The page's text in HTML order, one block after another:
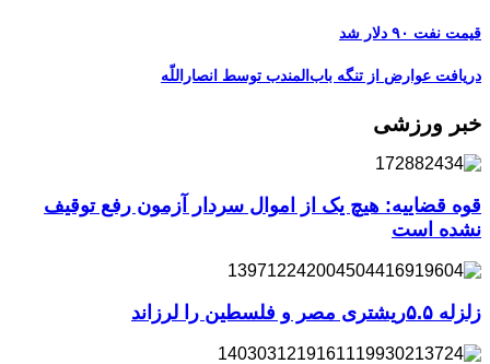
قیمت نفت ۹۰ دلار شد
دریافت عوارض از تنگه باب‌المندب توسط انصاراللّه
خبر ورزشی
قوه قضاییه: هیچ یک از اموال سردار آزمون رفع توقیف
نشده است
زلزله ۵.۵ریشتری مصر و فلسطین را لرزاند